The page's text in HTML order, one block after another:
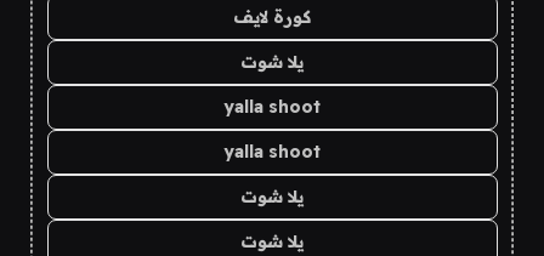
كورة لايف
يلا شوت
yalla shoot
yalla shoot
يلا شوت
يلا شوت